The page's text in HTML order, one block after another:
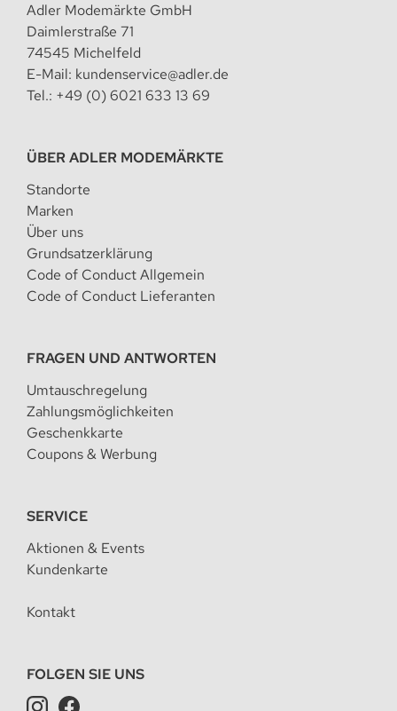
Adler Modemärkte GmbH
Daimlerstraße 71
74545 Michelfeld
E-Mail: kundenservice@adler.de
Tel.: +49 (0) 6021 633 13 69
ÜBER ADLER MODEMÄRKTE
Standorte
Marken
Über uns
Grundsatzerklärung
Code of Conduct Allgemein
Code of Conduct Lieferanten
FRAGEN UND ANTWORTEN
Umtauschregelung
Zahlungsmöglichkeiten
Geschenkkarte
Coupons & Werbung
SERVICE
Aktionen & Events
Kundenkarte
Kontakt
FOLGEN SIE UNS